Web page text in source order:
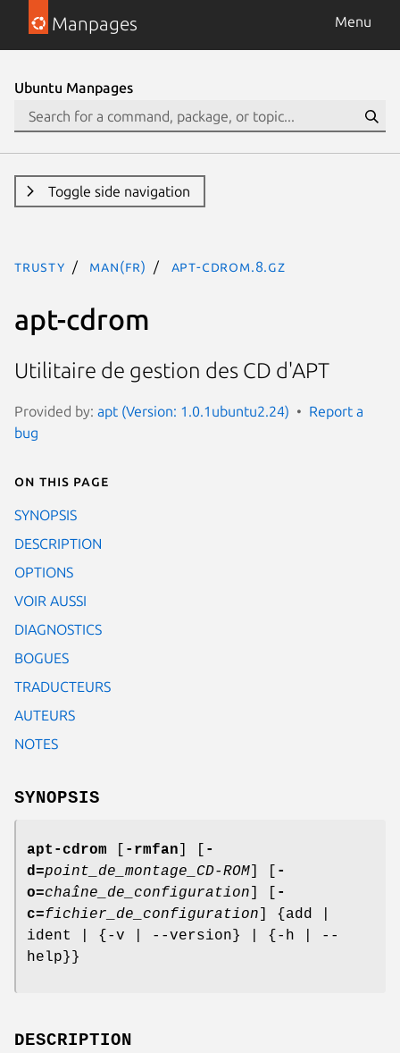
Manpages Menu
Ubuntu Manpages
Toggle side navigation
trusty man(fr) apt-cdrom.8.gz
apt-cdrom
Utilitaire de gestion des CD d'APT
Provided by: apt (Version: 1.0.1ubuntu2.24)
Report a
bug
On this page
SYNOPSIS
DESCRIPTION
OPTIONS
VOIR AUSSI
DIAGNOSTICS
BOGUES
TRADUCTEURS
AUTEURS
NOTES
SYNOPSIS
apt-cdrom -rmfan
-
d=point_de_montage_CD-ROM
-
o=chaîne_de_configuration
-
c=fichier_de_configuration ] {add |
ident | {-v | --version} | {-h | --
help}}
DESCRIPTION